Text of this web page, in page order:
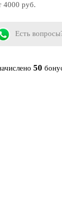
4000 руб.
Есть
50